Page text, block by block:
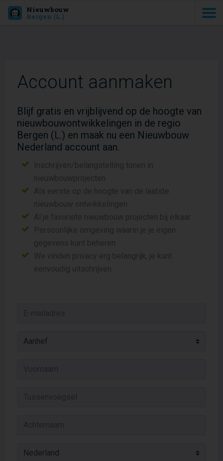
Nieuwbouw
Bergen (L.)
Account aanmaken
Blijf gratis en vrijblijvend op de hoogte van
nieuwbouwontwikkelingen in de regio
Bergen (L.) en maak nu een Nieuwbouw
Nederland account aan.
Inschrijven/belangstelling tonen in
nieuwbouwprojecten
Als eerste op de hoogte van de laatste
nieuwbouw ontwikkelingen
Al je favoriete nieuwbouw projecten bij elkaar
Persoonlijke omgeving waarin je je eigen
gegevens kunt beheren
We vinden privacy erg belangrijk, je kunt
eenvoudig uitschrijven